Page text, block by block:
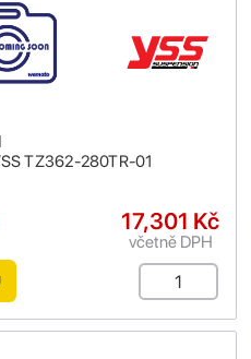
TZ362-280TR-01
17,301 Kč
včetně DPH